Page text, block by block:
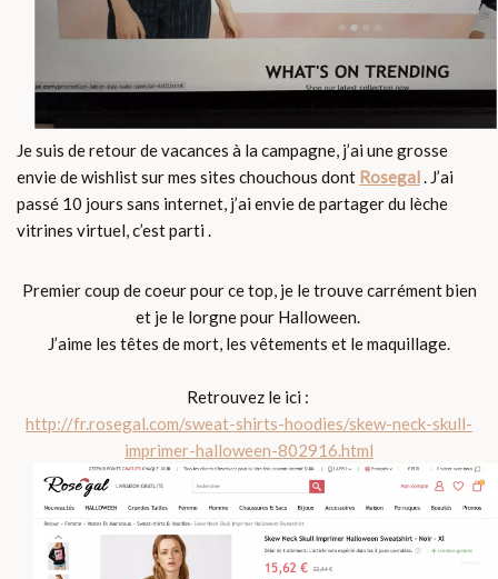
Je suis de retour de vacances à la campagne, j’ai une grosse
envie de wishlist sur mes sites chouchous dont Rosegal. J’ai
passé 10 jours sans internet, j’ai envie de partager du lèche
vitrines virtuel, c’est parti .
Premier coup de coeur pour ce top, je le trouve carrément bien
et je le lorgne pour Halloween.
J’aime les têtes de mort, les vêtements et le maquillage.
Retrouvez le ici :
http://fr.rosegal.com/sweat-shirts-hoodies/skew-neck-skull-
imprimer-halloween-802916.html